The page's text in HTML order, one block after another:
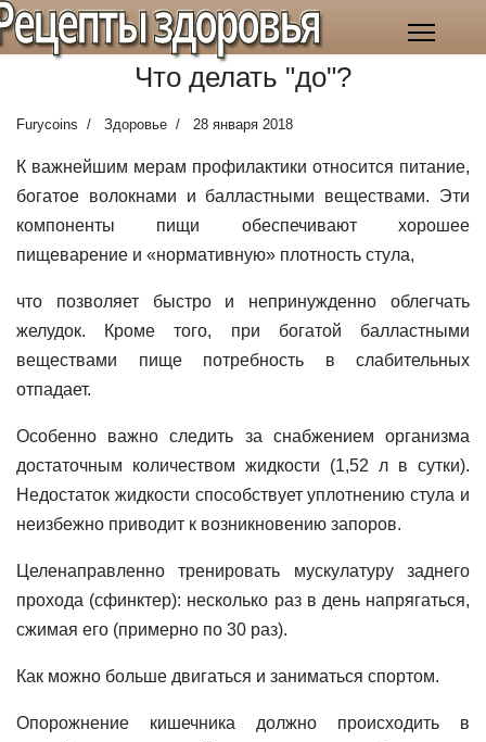
здоровья
Что делать "до"?
Furycoins Здоровье 28 января 2018
К важнейшим мерам профилактики относится питание,
богатое волокнами и балластными веществами. Эти
компоненты пищи обеспечивают хорошее
пищеварение и «нормативную» плотность стула,
что позволяет быстро и непринужденно облегчать
желудок. Кроме того, при богатой балластными
веществами пище потребность в слабительных
отпадает.
Особенно важно следить за снабжением организма
достаточным количеством жидкости (1,52 л в сутки).
Недостаток жидкости способствует уплотнению стула и
неизбежно приводит к возникновению запоров.
Целенаправленно тренировать мускулатуру заднего
прохода (сфинктер): несколько раз в день напрягаться,
сжимая его (примерно по 30 раз).
Как можно больше двигаться и заниматься спортом.
Опорожнение кишечника должно происходить в